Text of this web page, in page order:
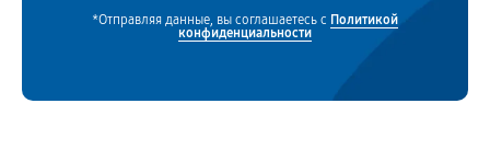
*Отправляя данные, вы соглашаетесь с Политикой
конфиденциальности